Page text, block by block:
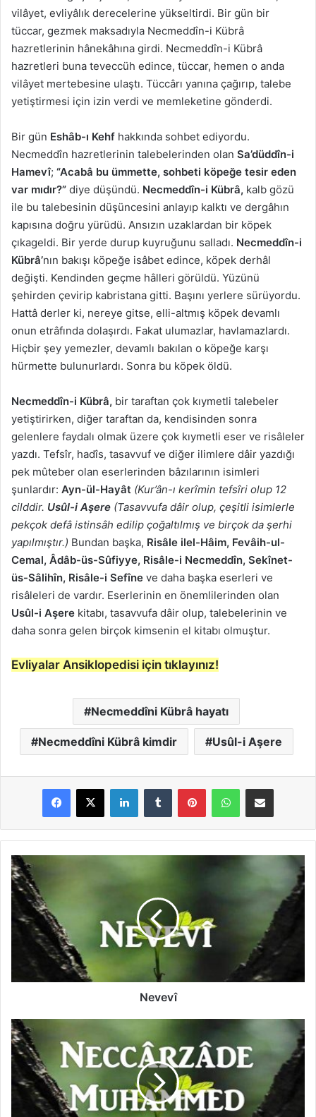
vilâyet, evliyâlık derecelerine yükseltirdi. Bir gün bir
tüccar, gezmek maksadıyla Necmeddîn-i Kübrâ
hazretlerinin hânekâhına girdi. Necmeddîn-i Kübrâ
hazretleri buna teveccüh edince, tüccar, hemen o anda
vilâyet mertebesine ulaştı. Tüccârı yanına çağırıp, talebe
yetiştirmesi için izin verdi ve memleketine gönderdi.
Bir gün Eshâb-ı Kehf hakkında sohbet ediyordu.
Necmeddîn hazretlerinin talebelerinden olan Sa’düddîn-i
Hamevî; “Acabâ bu ümmette, sohbeti köpeğe tesir eden
var mıdır?” diye düşündü. Necmeddîn-i Kübrâ, kalb gözü
ile bu talebesinin düşüncesini anlayıp kalktı ve dergâhın
kapısına doğru yürüdü. Ansızın uzaklardan bir köpek
çıkageldi. Bir yerde durup kuyruğunu salladı. Necmeddîn-i
Kübrâ’nın bakışı köpeğe isâbet edince, köpek derhâl
değişti. Kendinden geçme hâlleri görüldü. Yüzünü
şehirden çevirip kabristana gitti. Başını yerlere sürüyordu.
Hattâ derler ki, nereye gitse, elli-altmış köpek devamlı
onun etrâfında dolaşırdı. Fakat ulumazlar, havlamazlardı.
Hiçbir şey yemezler, devamlı bakılan o köpeğe karşı
hürmette bulunurlardı. Sonra bu köpek öldü.
Necmeddîn-i Kübrâ, bir taraftan çok kıymetli talebeler
yetiştirirken, diğer taraftan da, kendisinden sonra
gelenlere faydalı olmak üzere çok kıymetli eser ve risâleler
yazdı. Tefsîr, hadîs, tasavvuf ve diğer ilimlere dâir yazdığı
pek mûteber olan eserlerinden bâzılarının isimleri
şunlardır: Ayn-ül-Hayât (Kur’ân-ı kerîmin tefsîri olup 12
cilddir. Usûl-i Aşere (Tasavvufa dâir olup, çeşitli isimlerle
pekçok defâ istinsâh edilip çoğaltılmış ve birçok da şerhi
yapılmıştır.) Bundan başka, Risâle ilel-Hâim, Fevâih-ul-
Cemal, Âdâb-üs-Sûfiyye, Risâle-i Necmeddîn, Sekînet-
üs-Sâlihîn, Risâle-i Sefîne ve daha başka eserleri ve
risâleleri de vardır. Eserlerinin en önemlilerinden olan
Usûl-i Aşere kitabı, tasavvufa dâir olup, talebelerinin ve
daha sonra gelen birçok kimsenin el kitabı olmuştur.
Evliyalar Ansiklopedisi için tıklayınız!
Necmeddîni Kübrâ hayatı
Necmeddîni Kübrâ kimdir Usûl-i Aşere
N
e
v
v
Nevevî
N
e
c
c
â